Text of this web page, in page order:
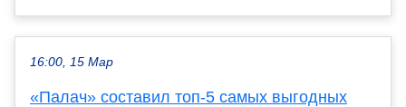
16:00, 15 Мар
«Палач» составил топ-5 самых выгодных